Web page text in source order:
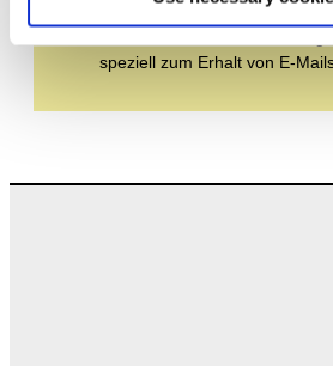
Durch Ihre Anmeldung zum
speziell zum Erhalt von E-